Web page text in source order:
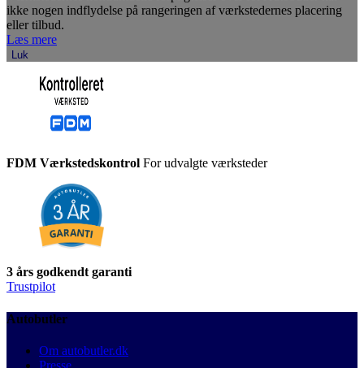
ikke nogen indflydelse på rangeringen af værkstedernes placering
eller tilbud.
Læs mere
Luk
FDM Værkstedskontrol For udvalgte værksteder
3 års godkendt garanti
Trustpilot
Autobutler
Om autobutler.dk
Presse